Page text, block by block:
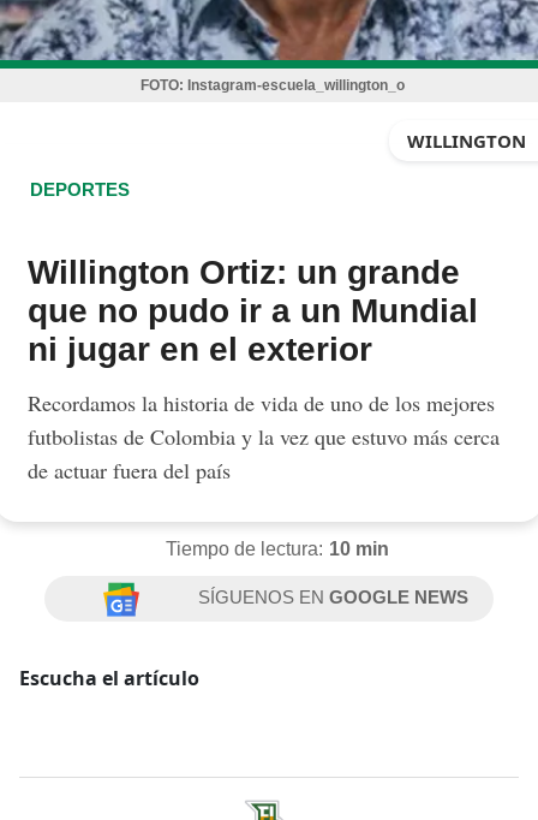
FOTO: Instagram-escuela_willington_o
WILLINGTON
DEPORTES
Willington Ortiz: un grande
que no pudo ir a un Mundial
ni jugar en el exterior
Recordamos la historia de vida de uno de los mejores
futbolistas de Colombia y la vez que estuvo más cerca
de actuar fuera del país
Tiempo de lectura: 10 min
SÍGUENOS ENGOOGLE NEWS
Escucha el artículo